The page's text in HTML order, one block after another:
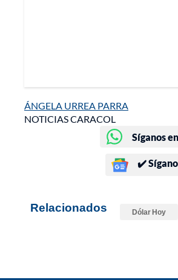
ÁNGELA URREA PARRA
NOTICIAS CARACOL
Síganos
✔️
Relacionados Dólar Hoy